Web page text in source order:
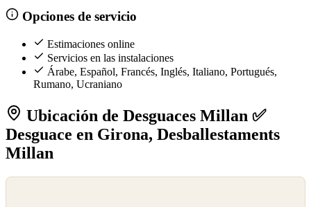
Opciones de servicio
Estimaciones online
Servicios en las instalaciones
Árabe, Español, Francés, Inglés, Italiano, Portugués,
Rumano, Ucraniano
Ubicación de Desguaces Millan ✅
Desguace en Girona, Desballestaments
Millan